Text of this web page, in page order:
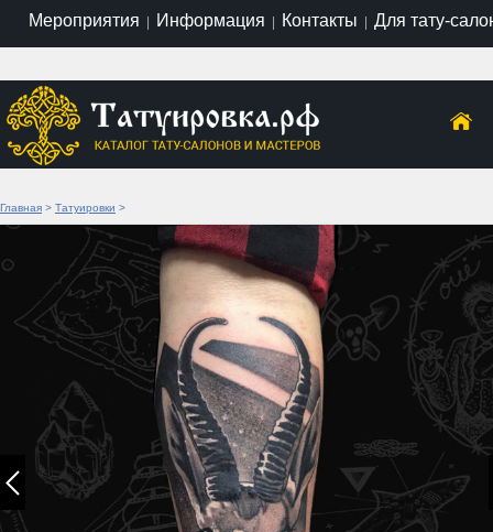
Мероприятия | Информация | Контакты | Для тату-
Главная > Татуировки >